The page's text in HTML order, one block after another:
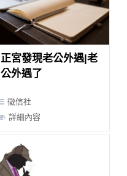
正宮發現老公外遇|老
公外遇了
徵信社
詳細內容